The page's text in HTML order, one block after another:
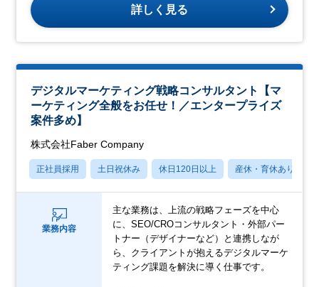
詳しく見る
デジタルマーケティング戦略コンサルタント【マ
ーケティング全般をお任せ！／エンタープライズ
案件多め】
株式会社Faber Company
正社員採用 土日祝休み 休日120日以上 産休・育休あり
業務内容
主な業務は、上流の戦略フェーズを中心
に、SEO/CROコンサルタント・外部パー
トナー（デザイナーなど）と連携しなが
ら、クライアントが抱えるデジタルマーケ
ティング課題を解決に導く仕事です。